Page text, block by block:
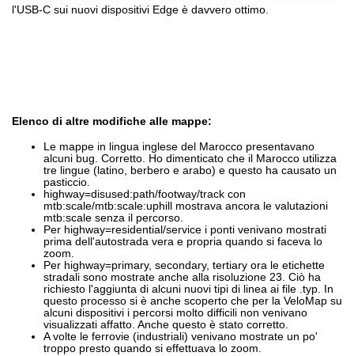
l'USB-C sui nuovi dispositivi Edge è davvero ottimo.
Elenco di altre modifiche alle mappe:
Le mappe in lingua inglese del Marocco presentavano
alcuni bug. Corretto. Ho dimenticato che il Marocco utilizza
tre lingue (latino, berbero e arabo) e questo ha causato un
pasticcio.
highway=disused:path/footway/track con
mtb:scale/mtb:scale:uphill mostrava ancora le valutazioni
mtb:scale senza il percorso.
Per highway=residential/service i ponti venivano mostrati
prima dell'autostrada vera e propria quando si faceva lo
zoom.
Per highway=primary, secondary, tertiary ora le etichette
stradali sono mostrate anche alla risoluzione 23. Ciò ha
richiesto l'aggiunta di alcuni nuovi tipi di linea ai file .typ. In
questo processo si è anche scoperto che per la VeloMap su
alcuni dispositivi i percorsi molto difficili non venivano
visualizzati affatto. Anche questo è stato corretto.
A volte le ferrovie (industriali) venivano mostrate un po'
troppo presto quando si effettuava lo zoom.